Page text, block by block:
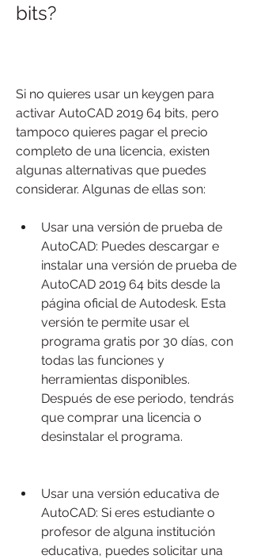
bits?
Si no quieres usar un keygen para
activar AutoCAD 2019 64 bits, pero
tampoco quieres pagar el precio
completo de una licencia, existen
algunas alternativas que puedes
considerar. Algunas de ellas son:
Usar una versión de prueba de
AutoCAD: Puedes descargar e
instalar una versión de prueba de
AutoCAD 2019 64 bits desde la
página oficial de Autodesk. Esta
versión te permite usar el
programa gratis por 30 días, con
todas las funciones y
herramientas disponibles.
Después de ese periodo, tendrás
que comprar una licencia o
desinstalar el programa.
Usar una versión educativa de
AutoCAD: Si eres estudiante o
profesor de alguna institución
educativa, puedes solicitar una